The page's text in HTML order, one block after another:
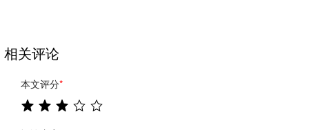
相关评论
本文评分*